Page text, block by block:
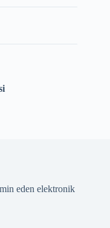
eden elektronik